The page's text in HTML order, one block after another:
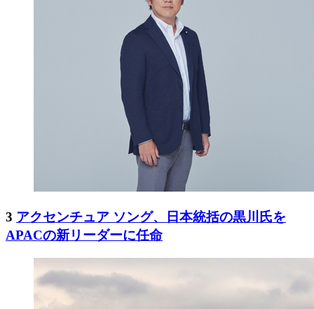
3 アクセンチュア ソング、日本統括の黒川氏を
APACの新リーダーに任命